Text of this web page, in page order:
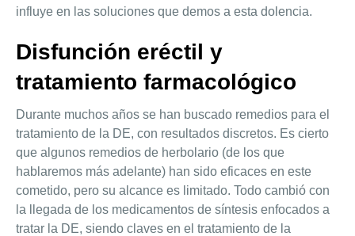
influye en las soluciones que demos a esta dolencia.
Disfunción eréctil y
tratamiento farmacológico
Durante muchos años se han buscado remedios para el
tratamiento de la DE, con resultados discretos. Es cierto
que algunos remedios de herbolario (de los que
hablaremos más adelante) han sido eficaces en este
cometido, pero su alcance es limitado. Todo cambió con
la llegada de los medicamentos de síntesis enfocados a
tratar la DE, siendo claves en el tratamiento de la